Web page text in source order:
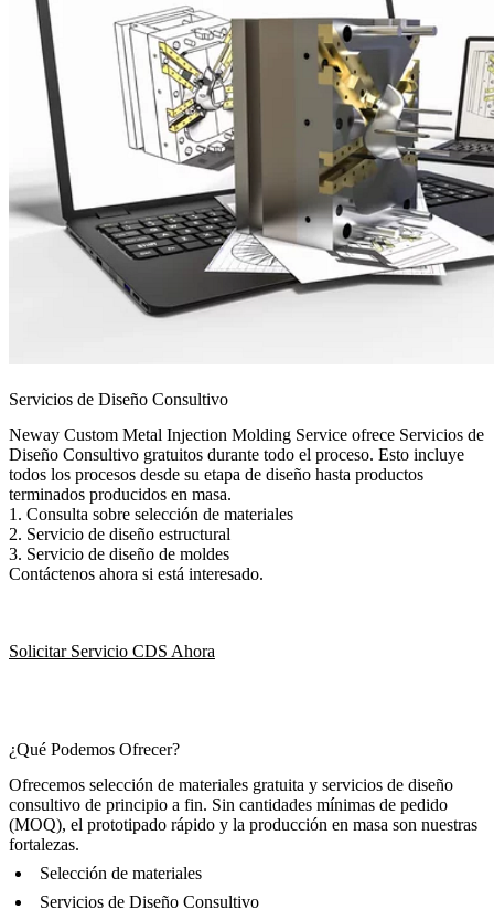
Servicios de Diseño Consultivo
Neway Custom Metal Injection Molding Service ofrece Servicios de
Diseño Consultivo gratuitos durante todo el proceso. Esto incluye
todos los procesos desde su etapa de diseño hasta productos
terminados producidos en masa.
1. Consulta sobre selección de materiales
2. Servicio de diseño estructural
3. Servicio de diseño de moldes
Contáctenos ahora si está interesado.
Solicitar Servicio CDS Ahora
¿Qué Podemos Ofrecer?
Ofrecemos selección de materiales gratuita y servicios de diseño
consultivo de principio a fin. Sin cantidades mínimas de pedido
(MOQ), el prototipado rápido y la producción en masa son nuestras
fortalezas.
Selección de materiales
Servicios de Diseño Consultivo